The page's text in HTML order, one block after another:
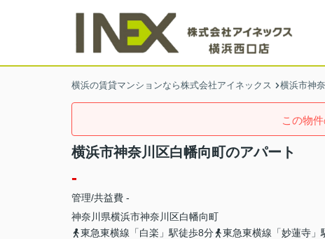
横浜の賃貸マンションなら株式会社アイネックス 横浜市神
この物
横浜市神奈川区白幡向町のアパート
-
管理/共益費 -
神奈川県横浜市神奈川区白幡向町
東急東横線「白楽」駅徒歩8分
東急東横線「妙蓮寺」